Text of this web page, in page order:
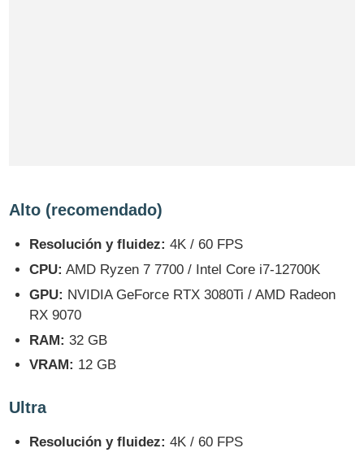
Alto (recomendado)
Resolución y fluidez: 4K / 60 FPS
CPU: AMD Ryzen 7 7700 / Intel Core i7-12700K
GPU: NVIDIA GeForce RTX 3080Ti / AMD Radeon
RX 9070
RAM: 32 GB
VRAM: 12 GB
Ultra
Resolución y fluidez: 4K / 60 FPS